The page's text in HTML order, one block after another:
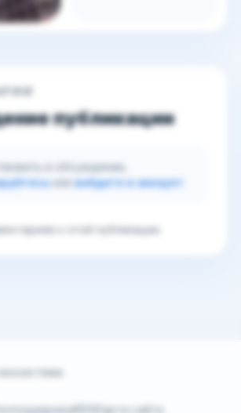
публикации
в обсуждении,
иливойдите в аккаунт
к этой публикации.
RSS Карта сайта